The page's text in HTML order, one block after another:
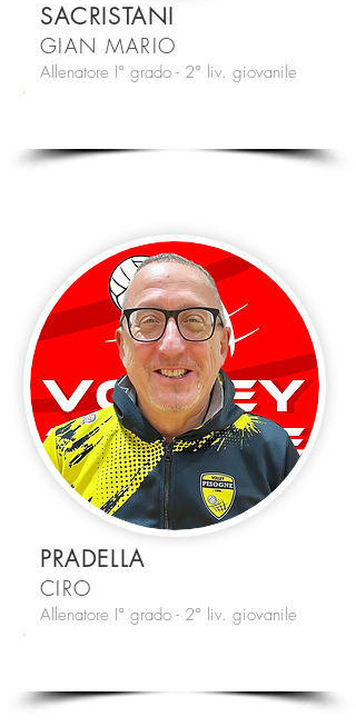
SACRISTANI
GIAN MARIO
Allenatore I° grado - 2° liv. giovanile
PRADELLA
CIRO
Allenatore I° grado - 2° liv. giovanile